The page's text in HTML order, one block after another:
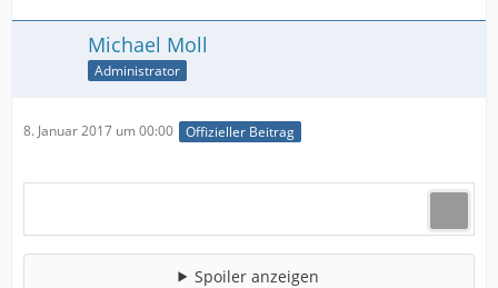
Michael Moll
Administrator
8. Januar 2017 um 00:00 Offizieller Beitrag
Spoiler anzeigen